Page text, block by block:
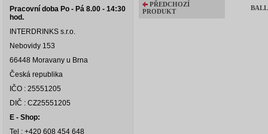
Pracovní doba Po - Pá 8.00 - 14:30
hod.
INTERDRINKS s.r.o.
Nebovidy 153
66448 Moravany u Brna
Česká republika
IČO : 25551205
DIČ : CZ25551205
E - Shop:
Tel : +420 608 454 648
PŘEDCHOZÍ
PRODUKT